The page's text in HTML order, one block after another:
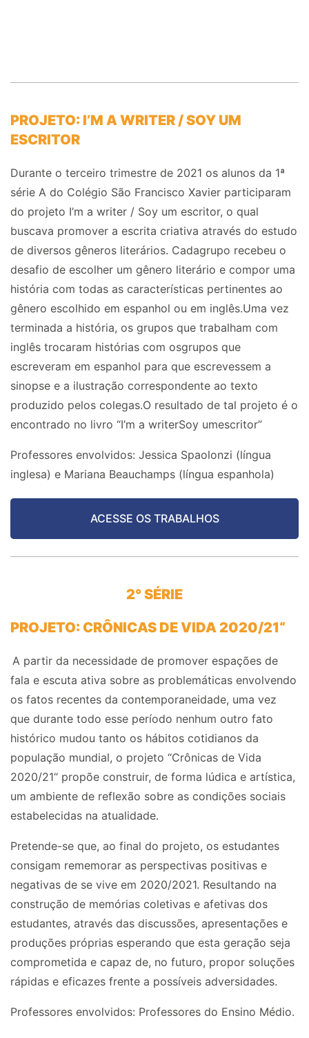
PROJETO: I’M A WRITER / SOY UM
ESCRITOR
Durante o terceiro trimestre de 2021 os alunos da 1ª
série A do Colégio São Francisco Xavier participaram
do projeto I’m a writer / Soy um escritor, o qual
buscava promover a escrita criativa através do estudo
de diversos gêneros literários. Cadagrupo recebeu o
desafio de escolher um gênero literário e compor uma
história com todas as características pertinentes ao
gênero escolhido em espanhol ou em inglês.Uma vez
terminada a história, os grupos que trabalham com
inglês trocaram histórias com osgrupos que
escreveram em espanhol para que escrevessem a
sinopse e a ilustração correspondente ao texto
produzido pelos colegas.O resultado de tal projeto é o
encontrado no livro “I’m a writerSoy umescritor”
Professores envolvidos: Jessica Spaolonzi (língua
inglesa) e Mariana Beauchamps (língua espanhola)
ACESSE OS TRABALHOS
2° SÉRIE
PROJETO: CRÔNICAS DE VIDA 2020/21“
A partir da necessidade de promover espações de
fala e escuta ativa sobre as problemáticas envolvendo
os fatos recentes da contemporaneidade, uma vez
que durante todo esse período nenhum outro fato
histórico mudou tanto os hábitos cotidianos da
população mundial, o projeto “Crônicas de Vida
2020/21“ propõe construir, de forma lúdica e artística,
um ambiente de reflexão sobre as condições sociais
estabelecidas na atualidade.
Pretende-se que, ao final do projeto, os estudantes
consigam rememorar as perspectivas positivas e
negativas de se vive em 2020/2021. Resultando na
construção de memórias coletivas e afetivas dos
estudantes, através das discussões, apresentações e
produções próprias esperando que esta geração seja
comprometida e capaz de, no futuro, propor soluções
rápidas e eficazes frente a possíveis adversidades.
Professores envolvidos: Professores do Ensino Médio.